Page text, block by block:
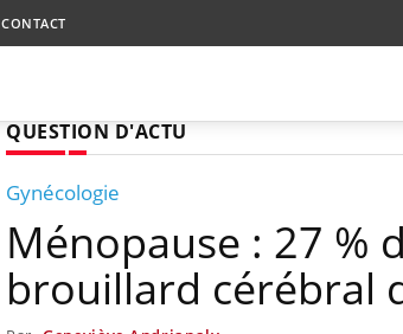
CONTACT
QUESTION D'ACTU
Gynécologie
Ménopause : 27 %
brouillard cérébral